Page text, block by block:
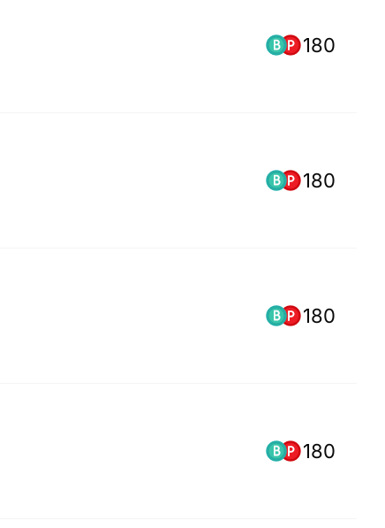
180
180
180
180